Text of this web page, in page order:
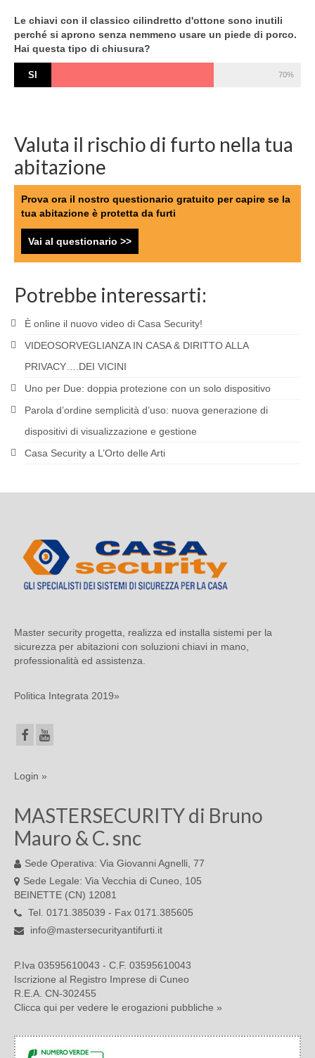
Le chiavi con il classico cilindretto d'ottone sono inutili
perché si aprono senza nemmeno usare un piede di porco.
Hai questa tipo di chiusura?
SI 70%
Valuta il rischio di furto nella tua
abitazione
Prova ora il nostro questionario gratuito per capire se la
tua abitazione è protetta da furti
Vai al questionario >>
Potrebbe interessarti:
È online il nuovo video di Casa Security!
VIDEOSORVEGLIANZA IN CASA & DIRITTO ALLA
PRIVACY….DEI VICINI
Uno per Due: doppia protezione con un solo dispositivo
Parola d’ordine semplicità d’uso: nuova generazione di
dispositivi di visualizzazione e gestione
Casa Security a L’Orto delle Arti
Master security progetta, realizza ed installa sistemi per la
sicurezza per abitazioni con soluzioni chiavi in mano,
professionalità ed assistenza.
Politica Integrata 2019»
Login »
MASTERSECURITY di Bruno
Mauro & C. snc
Sede Operativa: Via Giovanni Agnelli, 77
Sede Legale: Via Vecchia di Cuneo, 105
BEINETTE (CN) 12081
Tel. 0171.385039 - Fax 0171.385605
info@mastersecurityantifurti.it
P.Iva 03595610043 - C.F. 03595610043
Iscrizione al Registro Imprese di Cuneo
R.E.A. CN-302455
Clicca qui per vedere le erogazioni pubbliche »